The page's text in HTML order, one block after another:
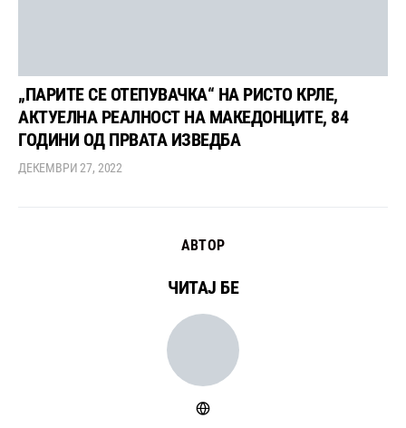
„ПАРИТЕ СЕ ОТЕПУВАЧКА“ НА РИСТО КРЛЕ,
АКТУЕЛНА РЕАЛНОСТ НА МАКЕДОНЦИТЕ, 84
ГОДИНИ ОД ПРВАТА ИЗВЕДБА
ДЕКЕМВРИ 27, 2022
АВТОР
ЧИТАЈ БЕ